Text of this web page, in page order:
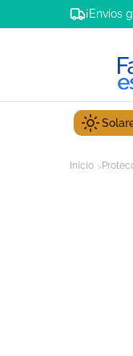
¡Envíos
Inicio